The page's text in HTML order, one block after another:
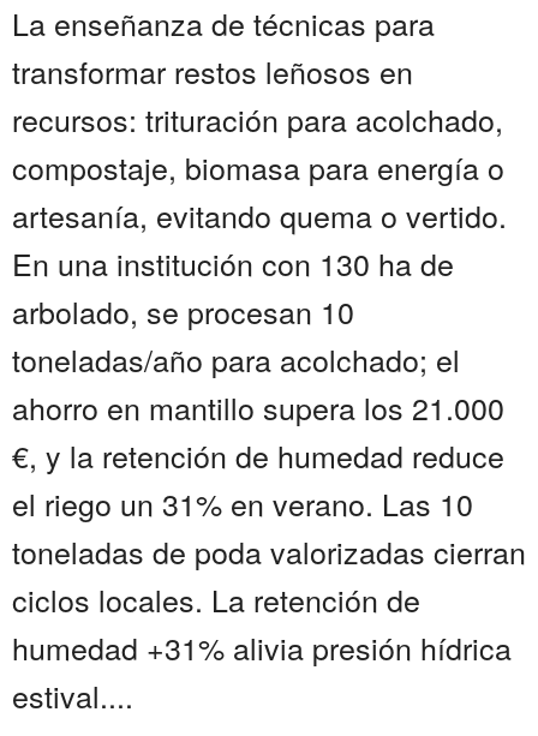
La enseñanza de técnicas para
transformar restos leñosos en
recursos: trituración para acolchado,
compostaje, biomasa para energía o
artesanía, evitando quema o vertido.
En una institución con 130 ha de
arbolado, se procesan 10
toneladas/año para acolchado; el
ahorro en mantillo supera los 21.000
€, y la retención de humedad reduce
el riego un 31% en verano. Las 10
toneladas de poda valorizadas cierran
ciclos locales. La retención de
humedad +31% alivia presión hídrica
estival....